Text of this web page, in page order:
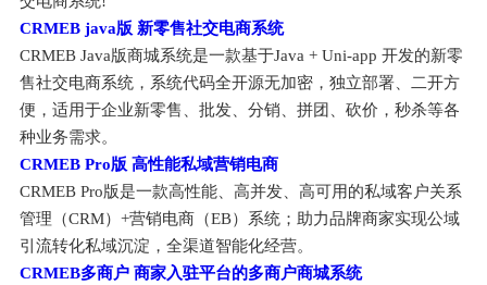
CRMEB java版 新零售社交电商系统
CRMEB Java版商城系统是一款基于Java + Uni-app 开发的新零
售社交电商系统，系统代码全开源无加密，独立部署、二开方
便，适用于企业新零售、批发、分销、拼团、砍价，秒杀等各
种业务需求。
CRMEB Pro版 高性能私域营销电商
CRMEB Pro版是一款高性能、高并发、高可用的私域客户关系
管理（CRM）+营销电商（EB）系统；助力品牌商家实现公域
引流转化私域沉淀，全渠道智能化经营。
CRMEB多商户 商家入驻平台的多商户商城系统